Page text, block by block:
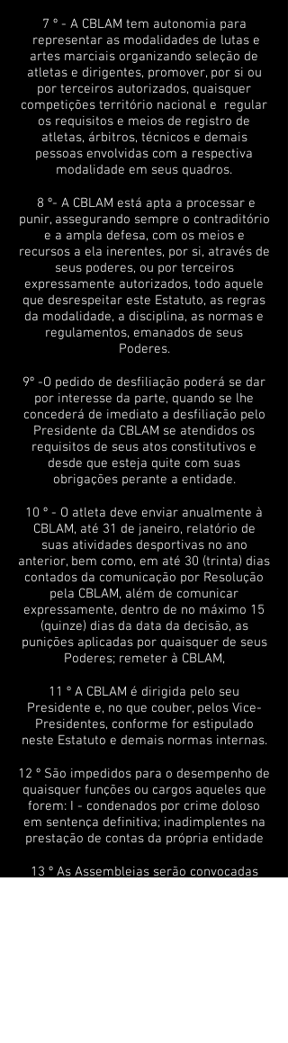
7 º - A CBLAM tem autonomia para
representar as modalidades de lutas e
artes marciais organizando seleção de
atletas e dirigentes, promover, por si ou
por terceiros autorizados, quaisquer
competições território nacional e regular
os requisitos e meios de registro de
atletas, árbitros, técnicos e demais
pessoas envolvidas com a respectiva
modalidade em seus quadros.
8 º- A CBLAM está apta a processar e
punir, assegurando sempre o contraditório
e a ampla defesa, com os meios e
recursos a ela inerentes, por si, através de
seus poderes, ou por terceiros
expressamente autorizados, todo aquele
que desrespeitar este Estatuto, as regras
da modalidade, a disciplina, as normas e
regulamentos, emanados de seus
Poderes.
9º -O pedido de desfiliação poderá se dar
por interesse da parte, quando se lhe
concederá de imediato a desfiliação pelo
Presidente da CBLAM se atendidos os
requisitos de seus atos constitutivos e
desde que esteja quite com suas
obrigações perante a entidade.
10 º - O atleta deve enviar anualmente à
CBLAM, até 31 de janeiro, relatório de
suas atividades desportivas no ano
anterior, bem como, em até 30 (trinta) dias
contados da comunicação por Resolução
pela CBLAM, além de comunicar
expressamente, dentro de no máximo 15
(quinze) dias da data da decisão, as
punições aplicadas por quaisquer de seus
Poderes; remeter à CBLAM,
11 º A CBLAM é dirigida pelo seu
Presidente e, no que couber, pelos Vice-
Presidentes, conforme for estipulado
neste Estatuto e demais normas internas.
12 º São impedidos para o desempenho de
quaisquer funções ou cargos aqueles que
forem: I - condenados por crime doloso
em sentença definitiva; inadimplentes na
prestação de contas da própria entidade
13 º As Assembleias serão convocadas